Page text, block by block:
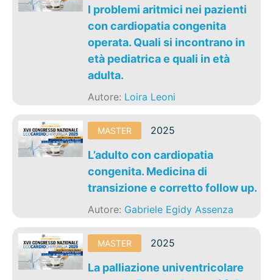
I problemi aritmici nei pazienti
con cardiopatia congenita
operata. Quali si incontrano in
età pediatrica e quali in età
adulta.
Autore: Loira Leoni
MASTER 2025
L’adulto con cardiopatia
congenita. Medicina di
transizione e corretto follow up.
Autore: Gabriele Egidy Assenza
MASTER 2025
La palliazione univentricolare